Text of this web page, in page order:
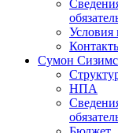
Условия
Сумон
НПА